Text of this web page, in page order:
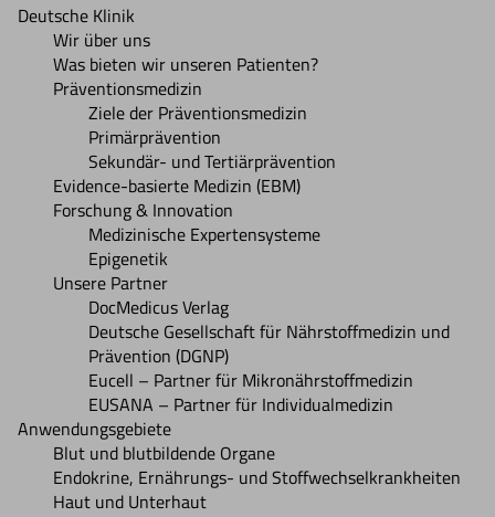
Deutsche Klinik
Wir über uns
Was bieten wir unseren Patienten?
Präventionsmedizin
Ziele der Präventionsmedizin
Primärprävention
Sekundär- und Tertiärprävention
Evidence-basierte Medizin (EBM)
Forschung & Innovation
Medizinische Expertensysteme
Epigenetik
Unsere Partner
DocMedicus Verlag
Deutsche Gesellschaft für Nährstoffmedizin und
Prävention (DGNP)
Eucell – Partner für Mikronährstoffmedizin
EUSANA – Partner für Individualmedizin
Anwendungsgebiete
Blut und blutbildende Organe
Endokrine, Ernährungs- und Stoffwechselkrankheiten
Haut und Unterhaut